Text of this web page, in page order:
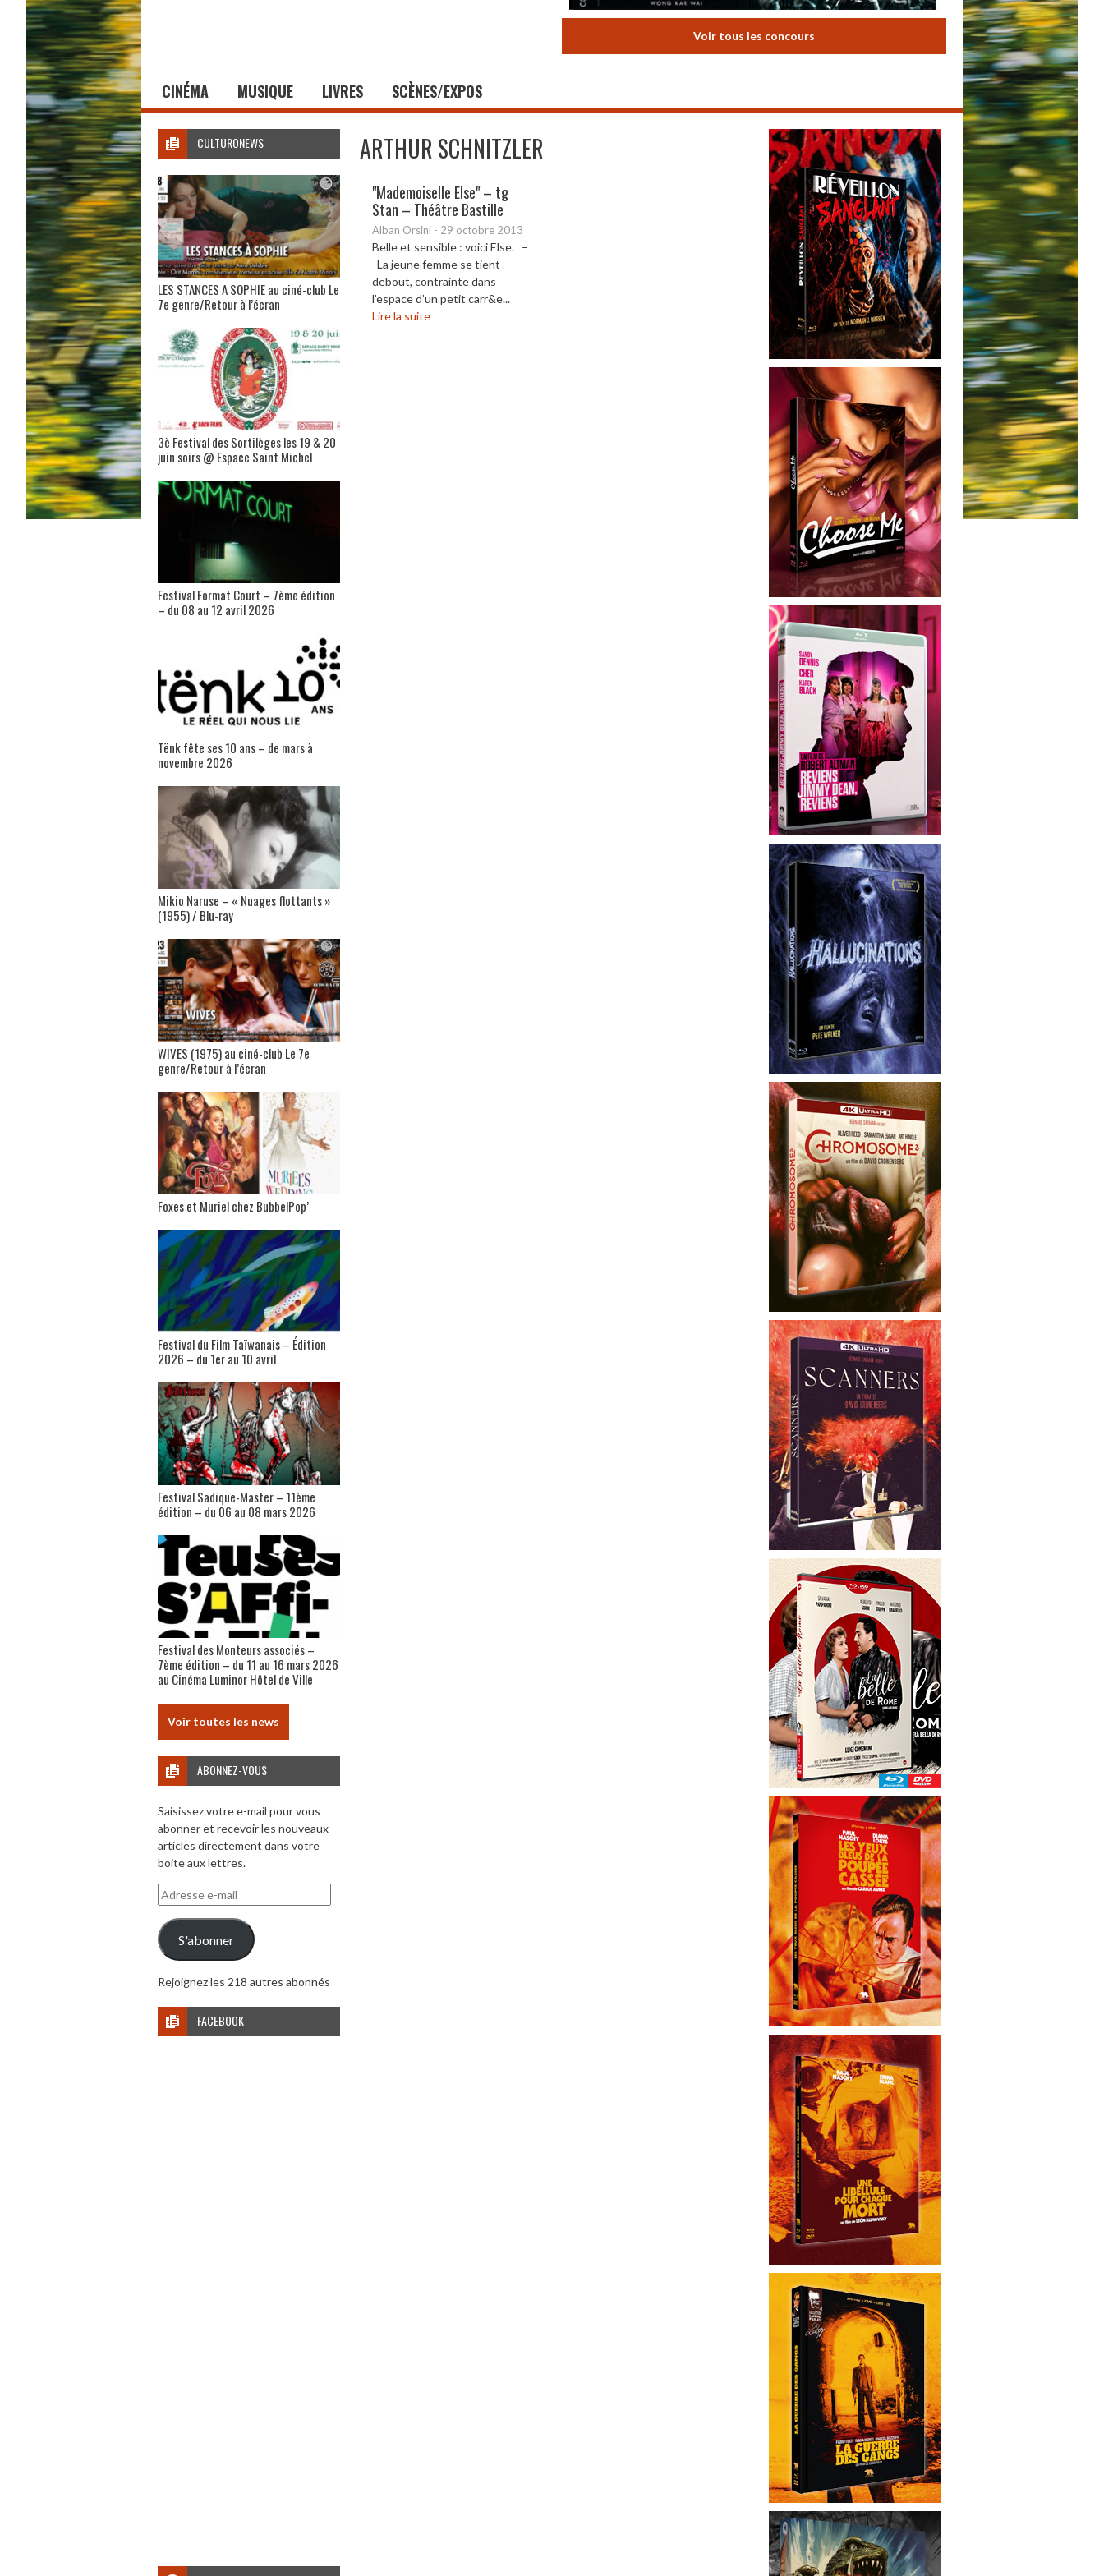
Voir tous les concours
CINÉMA MUSIQUE LIVRES SCÈNES/EXPOS
ARTHUR SCHNITZLER
"Mademoiselle Else" – tg
Stan – Théâtre Bastille
Alban Orsini - 29 octobre 2013
Belle et sensible : voici Else. –
La jeune femme se tient
debout, contrainte dans
l’espace d’un petit carr&e...
Lire la suite
CULTURONEWS
LES STANCES A SOPHIE au ciné-club Le
7e genre/Retour à l’écran
3è Festival des Sortilèges les 19 & 20
juin soirs @ Espace Saint Michel
Festival Format Court – 7ème édition
– du 08 au 12 avril 2026
Tënk fête ses 10 ans – de mars à
novembre 2026
Mikio Naruse – « Nuages flottants »
(1955) / Blu-ray
WIVES (1975) au ciné-club Le 7e
genre/Retour à l’écran
Foxes et Muriel chez BubbelPop’
Festival du Film Taïwanais – Édition
2026 – du 1er au 10 avril
Festival Sadique-Master – 11ème
édition – du 06 au 08 mars 2026
Festival des Monteurs associés –
7ème édition – du 11 au 16 mars 2026
au Cinéma Luminor Hôtel de Ville
Voir toutes les news
ABONNEZ-VOUS
Saisissez votre e-mail pour vous
abonner et recevoir les nouveaux
articles directement dans votre
boite aux lettres.
Adresse
e-
mail
S'abonner
Rejoignez les 218 autres abonnés
FACEBOOK